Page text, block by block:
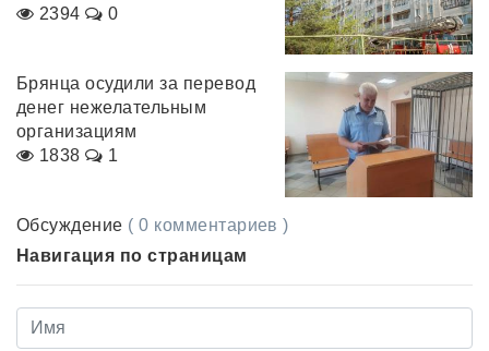
2394
0
Брянца осудили за перевод
денег нежелательным
организациям
1838
1
Обсуждение ( 0 комментариев )
Навигация по страницам